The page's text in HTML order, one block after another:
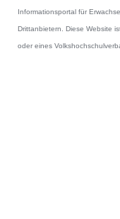
Informationsportal für
Drittanbietern. Diese Website
oder eines